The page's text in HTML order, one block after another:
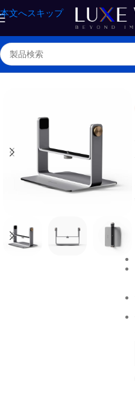
本文へスキップ
ーム/ショップ/アクセサリー/